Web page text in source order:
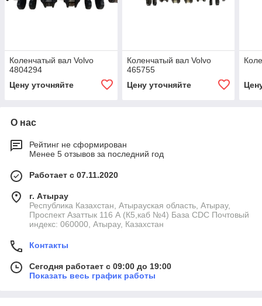
Коленчатый вал Volvo
4804294
Цену уточняйте
Коленчатый вал Volvo
465755
Цену уточняйте
О нас
Рейтинг не сформирован
Менее 5 отзывов за последний год
Работает с 07.11.2020
г. Атырау
Республика Казахстан, Атырауская область, Атырау,
Проспект Азаттык 116 А (К5,каб №4) База CDC Почтовый
индекс: 060000, Атырау, Казахстан
Контакты
Сегодня работает с 09:00 до 19:00
Показать весь график работы